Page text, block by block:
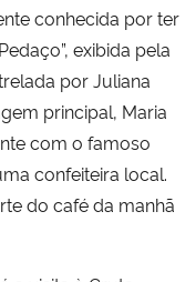
conhecida por ter
exibida pela
por Juliana
principal, Maria
com o famoso
confeiteira local.
do café da manhã